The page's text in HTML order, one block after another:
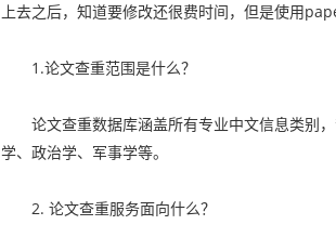
上去之后，知道要修改还很费时间，但是使用
1.论文查重范围是什么？
论文查重数据库涵盖所有专业中文信息类别，
学、政治学、军事学等。
2. 论文查重服务面向什么？